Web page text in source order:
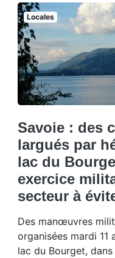
Locales
Savoie : des
largués par
lac du
exercice
secteur à
Des manœuvres
organisées mardi 11
lac du Bourget,